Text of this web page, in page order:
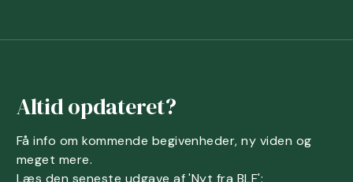
Altid opdateret?
Få info om kommende begivenheder, ny viden og
meget mere.
Læs den seneste udgave af 'Nyt fra BLF':